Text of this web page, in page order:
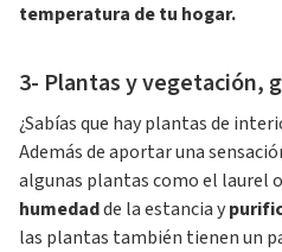
temperatura de tu hogar.
3- Plantas y vegetación,
¿Sabías que hay plantas de
Además de aportar una
algunas plantas como el laurel
humedadde la estancia y
las plantas también tienen un